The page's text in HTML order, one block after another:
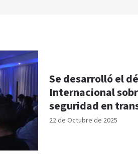
22 de Octubre de 2025
Se desarrolló el
Internacional
seguridad en